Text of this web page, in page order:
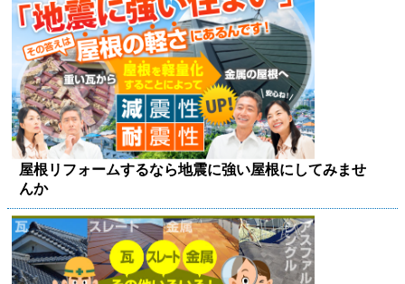
屋根リフォームするなら地震に強い屋根にしてみませ
んか